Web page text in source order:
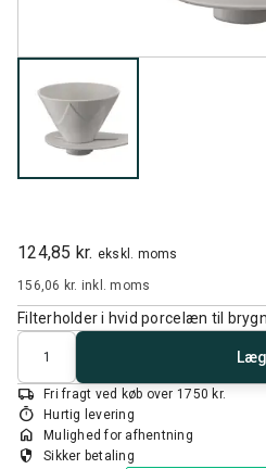
124,85 kr. ekskl. moms
156,06 kr. inkl. moms
Filterholder i hvid porcelæn til
Antal
local_shipping Fri fragt ved køb over 1750 kr.
timer Hurtig levering
home Mulighed for afhentning
security Sikker betaling